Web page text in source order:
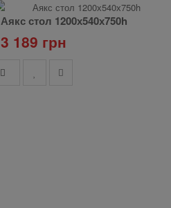
Аякс стол 1200х540х750h
3 189 грн